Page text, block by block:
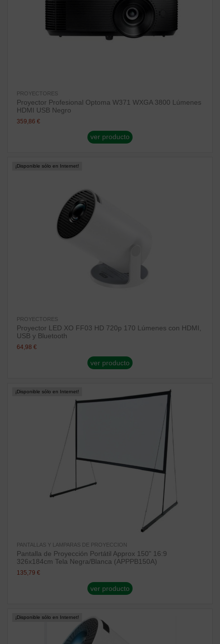
PROYECTORES
Proyector Profesional Optoma W371 WXGA 3800 Lúmenes
HDMI USB Negro
359,86 €
ver producto
¡Disponible sólo en Internet!
PROYECTORES
Proyector LED XO FF03 HD 720p 170 Lúmenes con HDMI,
USB y Bluetooth
64,98 €
ver producto
¡Disponible sólo en Internet!
PANTALLAS Y LAMPARAS DE PROYECCION
Pantalla de Proyección Portátil Approx 150" 16:9
326x184cm Tela Negra/Blanca (APPPB150A)
135,79 €
ver producto
¡Disponible sólo en Internet!